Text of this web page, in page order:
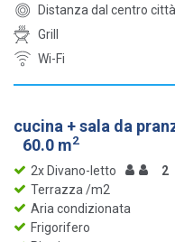
Distanza dal centro città
Grill
Wi-Fi
cucina + sala da
60.0 m2
2x Divano-letto
2
Terrazza /m2
Aria condizionata
Frigorifero